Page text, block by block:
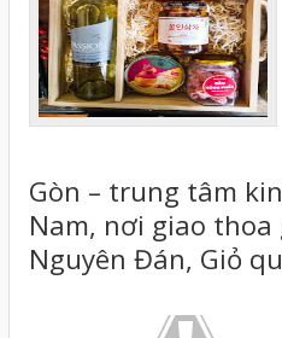
Gòn – trung tâm
Nam, nơi giao
Nguyên Đán, Giỏ